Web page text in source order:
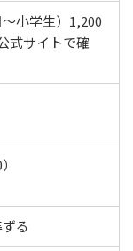
小学生）1,200
式サイトで確
る